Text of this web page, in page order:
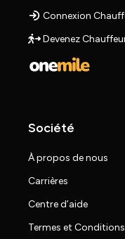
Connexion
Devenez
Société
À propos de nous
Carrières
Centre d’aide
Termes et Conditions